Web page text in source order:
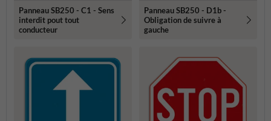
Panneau SB250 - C1 - Sens
interdit pout tout
conducteur
Panneau SB250 - D1b -
Obligation de suivre à
gauche